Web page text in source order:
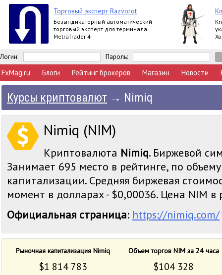
Торговый эксперт Razvorot
Безындикаторный автоматический
торговый эксперт для терминала
MetraTrader 4
Логин: Пароль:
FxMag.ru Блоги Рейтинг брокеров Магазин Новости
Курсы криптовалют → Nimiq
Nimiq (NIM)
Криптовалюта Nimiq. Биржевой
Занимает 695 место в рейтинге, по
капитализации. Средняя биржевая
момент в долларах - $0,00036. Цена NIM в
Официальная страница: https://nimiq.com/
Рыночная капитализация Nimiq Объем торгов NIM за 24 часа
$1 814 783 $104 328